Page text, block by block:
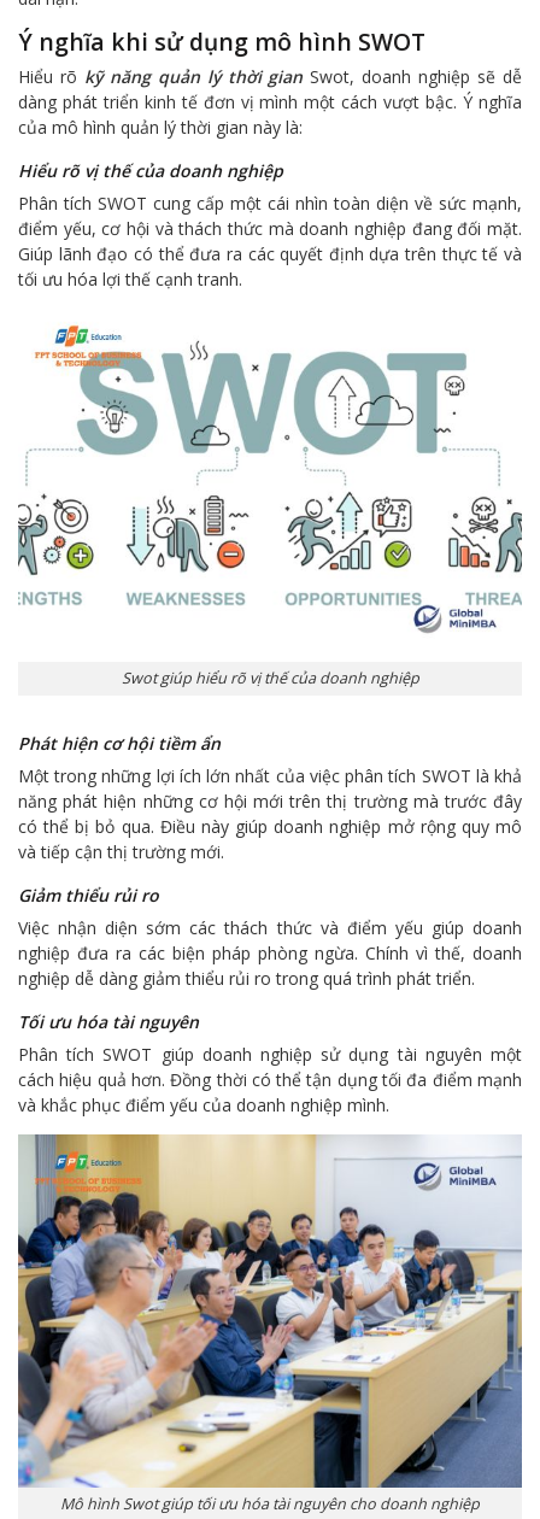
Ý nghĩa khi sử dụng mô hình SWOT
Hiểu rõ kỹ năng quản lý thời gian Swot, doanh nghiệp sẽ dễ
dàng phát triển kinh tế đơn vị mình một cách vượt bậc. Ý nghĩa
của mô hình quản lý thời gian này là:
Hiểu rõ vị thế của doanh nghiệp
Phân tích SWOT cung cấp một cái nhìn toàn diện về sức mạnh,
điểm yếu, cơ hội và thách thức mà doanh nghiệp đang đối mặt.
Giúp lãnh đạo có thể đưa ra các quyết định dựa trên thực tế và
tối ưu hóa lợi thế cạnh tranh.
Swot giúp hiểu rõ vị thế của doanh nghiệp
Phát hiện cơ hội tiềm ẩn
Một trong những lợi ích lớn nhất của việc phân tích SWOT là khả
năng phát hiện những cơ hội mới trên thị trường mà trước đây
có thể bị bỏ qua. Điều này giúp doanh nghiệp mở rộng quy mô
và tiếp cận thị trường mới.
Giảm thiểu rủi ro
Việc nhận diện sớm các thách thức và điểm yếu giúp doanh
nghiệp đưa ra các biện pháp phòng ngừa. Chính vì thế, doanh
nghiệp dễ dàng giảm thiểu rủi ro trong quá trình phát triển.
Tối ưu hóa tài nguyên
Phân tích SWOT giúp doanh nghiệp sử dụng tài nguyên một
cách hiệu quả hơn. Đồng thời có thể tận dụng tối đa điểm mạnh
và khắc phục điểm yếu của doanh nghiệp mình.
Mô hình Swot giúp tối ưu hóa tài nguyên cho doanh nghiệp